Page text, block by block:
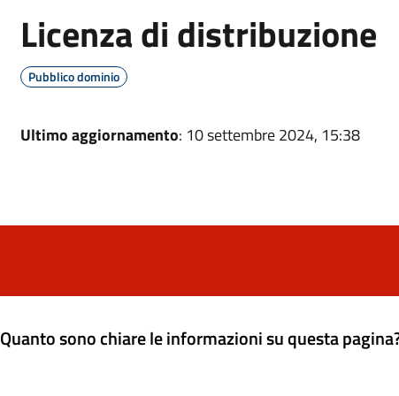
Licenza di distribuzione
Pubblico dominio
Ultimo aggiornamento: 10 settembre 2024, 15:38
Quanto sono chiare le informazioni su questa